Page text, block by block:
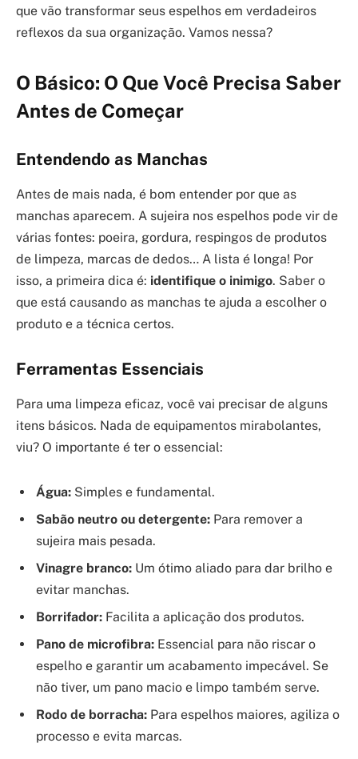
que vão transformar seus espelhos em verdadeiros
reflexos da sua organização. Vamos nessa?
O Básico: O Que Você Precisa Saber
Antes de Começar
Entendendo as Manchas
Antes de mais nada, é bom entender por que as
manchas aparecem. A sujeira nos espelhos pode vir de
várias fontes: poeira, gordura, respingos de produtos
de limpeza, marcas de dedos… A lista é longa! Por
isso, a primeira dica é: identifique o inimigo. Saber o
que está causando as manchas te ajuda a escolher o
produto e a técnica certos.
Ferramentas Essenciais
Para uma limpeza eficaz, você vai precisar de alguns
itens básicos. Nada de equipamentos mirabolantes,
viu? O importante é ter o essencial:
Água: Simples e fundamental.
Sabão neutro ou detergente: Para remover a
sujeira mais pesada.
Vinagre branco: Um ótimo aliado para dar brilho e
evitar manchas.
Borrifador: Facilita a aplicação dos produtos.
Pano de microfibra: Essencial para não riscar o
espelho e garantir um acabamento impecável. Se
não tiver, um pano macio e limpo também serve.
Rodo de borracha: Para espelhos maiores, agiliza o
processo e evita marcas.